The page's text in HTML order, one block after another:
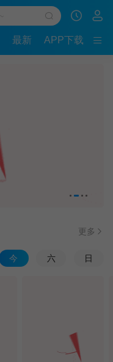
最新 APP下载
更多
今 六 日